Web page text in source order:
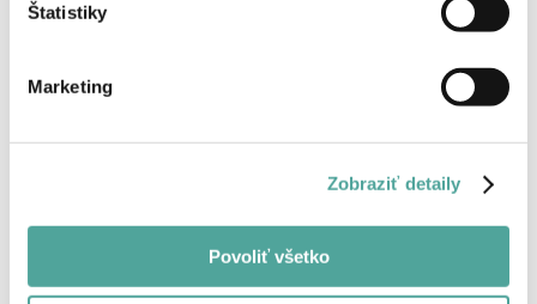
Štatistiky
Marketing
Zobraziť detaily
Povoliť všetko